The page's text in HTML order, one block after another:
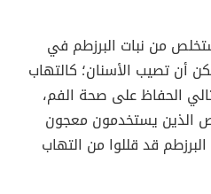
من نبات البرزطم في
أن تصيب الأسنان؛ كالتهاب
الحفاظ على صحة الفم،
الذين يستخدمون معجون
قد قللوا من التهاب